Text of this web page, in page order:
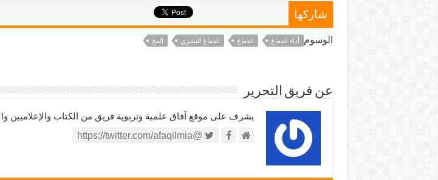
شاركها
الوسوم أداء الدماغ الدماغ الدماغ البشري المخ
عن فريق التحرير
يشرف على موقع آفاق علمية وتربوية فريق من الكتاب والإعلاميين
@https://twitter.com/afaqilmia